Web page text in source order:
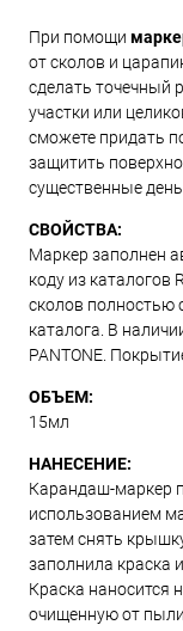
При помощи
от сколов и
сделать точечный
участки или
сможете придать
защитить
существенные
СВОЙСТВА:
Маркер заполнен
коду из каталогов
сколов полностью
каталога. В
PANTONE.
ОБЪЕМ:
15мл
НАНЕСЕНИЕ:
Карандаш-маркер
использованием
затем снять
заполнила краска
Краска наносится
очищенную от